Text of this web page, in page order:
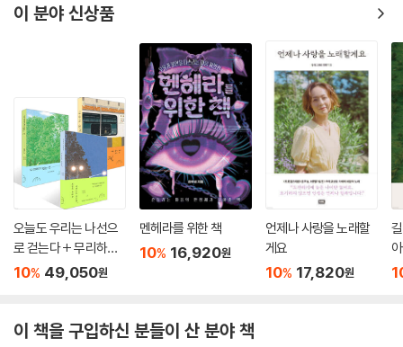
이 분야 신상품
오늘도 우리는 나선으
로 걷는다 + 무리하지
않는 선에서 + 마음의
10% 49,050원
멘헤라를 위한 책
10% 16,920원
언제나 사랑을 노래할
게요
10% 17,820원
아
이 책을 구입하신 분들이 산 분야 책